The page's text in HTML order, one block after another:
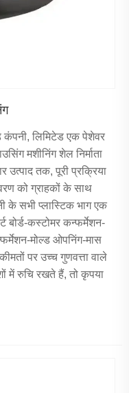
लिमिटेड एक पेशेवर
मशीनिंग शेल निर्माता
तक, पूरी प्रक्रिया
को ग्राहकों के साथ
के सभी प्लास्टिक भाग एक
बोर्ड-कस्टोमर कन्फर्मेशन-
मोल्ड ओपनिंग-मास
पर उच्च गुणवत्ता वाले
में रुचि रखते हैं, तो कृपया